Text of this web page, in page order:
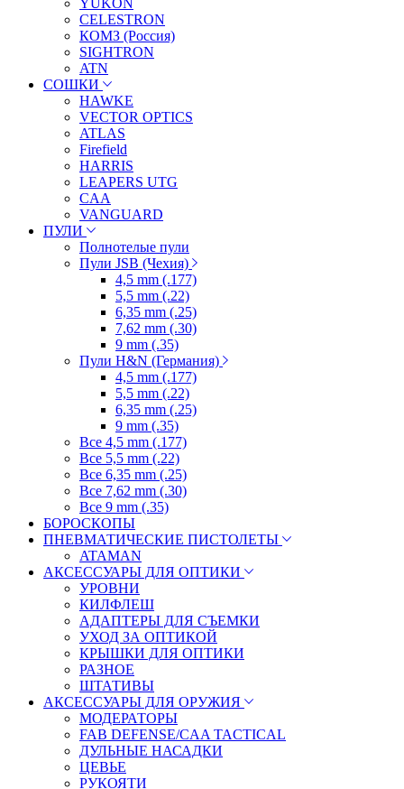
YUKON
CELESTRON
КОМЗ (Россия)
SIGHTRON
ATN
СОШКИ
HAWKE
VECTOR OPTICS
ATLAS
Firefield
HARRIS
LEAPERS UTG
CAA
VANGUARD
ПУЛИ
Полнотелые пули
Пули JSB (Чехия)
4,5 mm (.177)
5,5 mm (.22)
6,35 mm (.25)
7,62 mm (.30)
9 mm (.35)
Пули H&N (Германия)
4,5 mm (.177)
5,5 mm (.22)
6,35 mm (.25)
9 mm (.35)
Все 4,5 mm (.177)
Все 5,5 mm (.22)
Все 6,35 mm (.25)
Все 7,62 mm (.30)
Все 9 mm (.35)
БОРОСКОПЫ
ПНЕВМАТИЧЕСКИЕ ПИСТОЛЕТЫ
ATAMAN
АКСЕССУАРЫ ДЛЯ ОПТИКИ
УРОВНИ
КИЛФЛЕШ
АДАПТЕРЫ ДЛЯ СЪЕМКИ
УХОД ЗА ОПТИКОЙ
КРЫШКИ ДЛЯ ОПТИКИ
РАЗНОЕ
ШТАТИВЫ
АКСЕССУАРЫ ДЛЯ ОРУЖИЯ
МОДЕРАТОРЫ
FAB DEFENSE/CAA TACTICAL
ДУЛЬНЫЕ НАСАДКИ
ЦЕВЬЕ
РУКОЯТИ